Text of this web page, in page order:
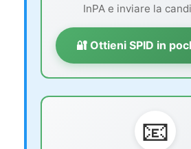
InPA e inviare la
🔐 Ottieni SPID in
📧